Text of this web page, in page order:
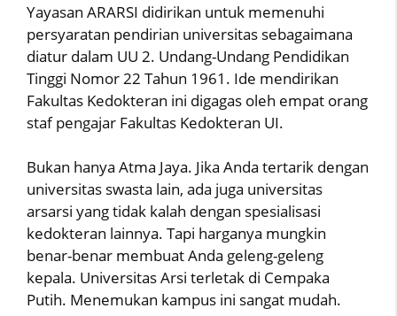
Yayasan ARARSI didirikan untuk memenuhi
persyaratan pendirian universitas sebagaimana
diatur dalam UU 2. Undang-Undang Pendidikan
Tinggi Nomor 22 Tahun 1961. Ide mendirikan
Fakultas Kedokteran ini digagas oleh empat orang
staf pengajar Fakultas Kedokteran UI.
Bukan hanya Atma Jaya. Jika Anda tertarik dengan
universitas swasta lain, ada juga universitas
arsarsi yang tidak kalah dengan spesialisasi
kedokteran lainnya. Tapi harganya mungkin
benar-benar membuat Anda geleng-geleng
kepala. Universitas Arsi terletak di Cempaka
Putih. Menemukan kampus ini sangat mudah.